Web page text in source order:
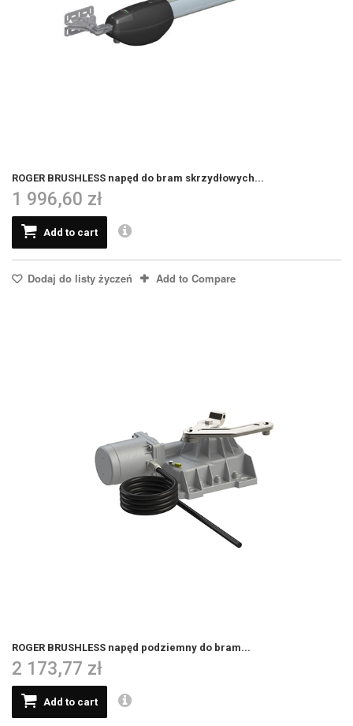
ROGER BRUSHLESS napęd do bram skrzydłowych...
1 996,60 zł
Add to cart
Dodaj do listy życzeń Add to Compare
ROGER BRUSHLESS napęd podziemny do bram...
2 173,77 zł
Add to cart